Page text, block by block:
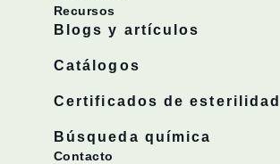
Recursos
Blogs y artículos
Catálogos
Certificados de esterilidad
Búsqueda química
Contacto